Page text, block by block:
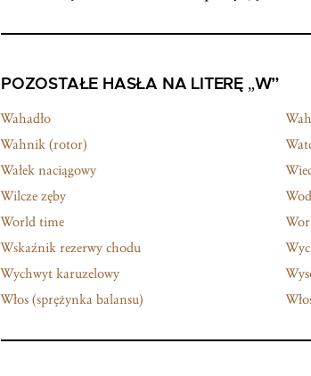
POZOSTAŁE HASŁA NA LITERĘ „W”
Wahadło
Wahnik (rotor)
Wałek naciągowy
Wilcze zęby
World time
Wskaźnik rezerwy chodu
Wychwyt karuzelowy
Włos (sprężynka balansu)